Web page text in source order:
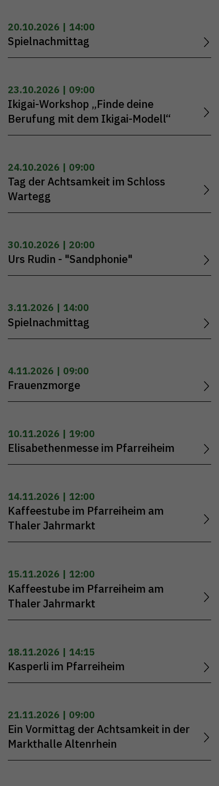
20.10.2026 | 14:00
Spielnachmittag
23.10.2026 | 09:00
Ikigai-Workshop „Finde deine
Berufung mit dem Ikigai-Modell“
24.10.2026 | 09:00
Tag der Achtsamkeit im Schloss
Wartegg
30.10.2026 | 20:00
Urs Rudin - "Sandphonie"
3.11.2026 | 14:00
Spielnachmittag
4.11.2026 | 09:00
Frauenzmorge
10.11.2026 | 19:00
Elisabethenmesse im Pfarreiheim
14.11.2026 | 12:00
Kaffeestube im Pfarreiheim am
Thaler Jahrmarkt
15.11.2026 | 12:00
Kaffeestube im Pfarreiheim am
Thaler Jahrmarkt
18.11.2026 | 14:15
Kasperli im Pfarreiheim
21.11.2026 | 09:00
Ein Vormittag der Achtsamkeit in der
Markthalle Altenrhein